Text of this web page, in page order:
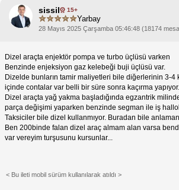
sissil 15+
Yarbay
28 Mayıs 2025 Çarşamba 05:46:48 (18174
Dizel araçta enjektör pompa ve turbo üçlüsü varken
Benzinde enjeksiyon gaz kelebeği buji üçlüsü var.
Dizelde bunların tamir maliyetleri bile diğerlerinin 3-4
içinde contalar var belli bir süre sonra kaçırma yapıyor.
Dizel araçta yağ yakma başladığında egzantrik
parça değişimi yaparken benzinde segman ile iş
Taksiciler bile dizel kullanmıyor. Buradan bile
Ben 200binde falan dizel araç almam alan varsa
var vereyim turşusunu kursunlar...
< Bu ileti mobil sürüm kullanılarak atıldı >